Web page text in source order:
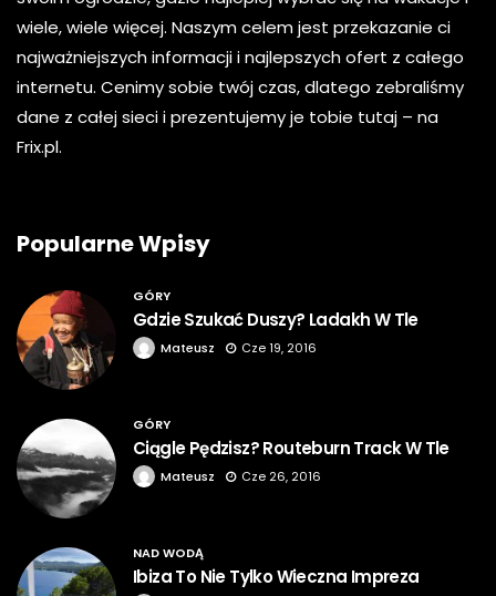
wiele, wiele więcej. Naszym celem jest przekazanie ci
najważniejszych informacji i najlepszych ofert z całego
internetu. Cenimy sobie twój czas, dlatego zebraliśmy
dane z całej sieci i prezentujemy je tobie tutaj – na
Frix.pl.
Popularne Wpisy
GÓRY
Gdzie Szukać Duszy? Ladakh W Tle
Mateusz Cze 19, 2016
GÓRY
Ciągle Pędzisz? Routeburn Track W Tle
Mateusz Cze 26, 2016
NAD WODĄ
Ibiza To Nie Tylko Wieczna Impreza